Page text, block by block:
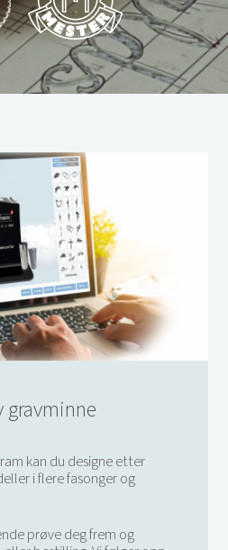
gravminne
kan du designe etter
i flere fasonger og
prøve deg frem og